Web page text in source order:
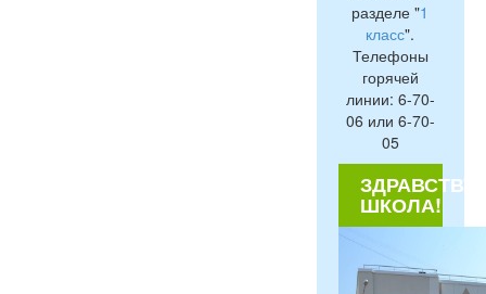
разделе "1
класс".
Телефоны
горячей
линии: 6-70-
06 или 6-70-
05
ШКОЛА!